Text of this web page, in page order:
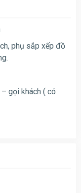
phụ sắp xếp đồ
gọi khách ( có